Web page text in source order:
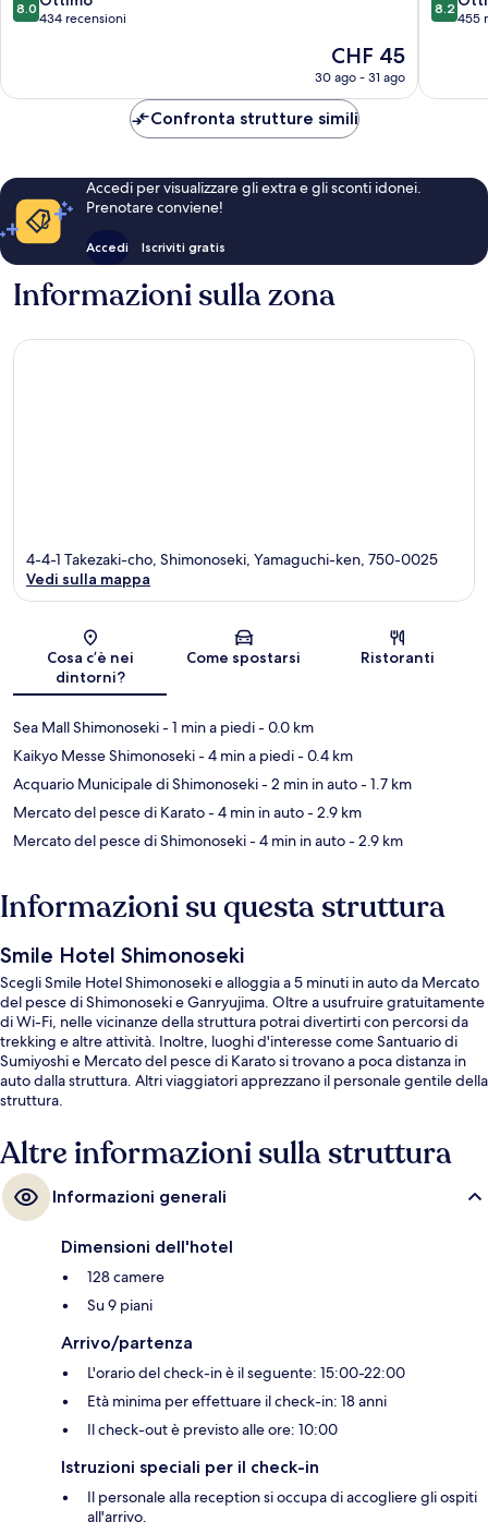
su
recensioni
8.0
434 recensioni
Il
prezzo
attuale
CHF 45
CHF 45
30 ago - 31 ago
Mae
su
8.2
455
Confronta strutture simili
Accedi per visualizzare gli extra e gli sconti idonei.
Prenotare conviene!
Accedi Iscriviti gratis
Informazioni sulla zona
Mappa
4-4-1 Takezaki-cho, Shimonoseki, Yamaguchi-ken, 750-0025
Vedi sulla mappa
Cosa c’è nei
dintorni?
Come spostarsi Ristoranti
Sea Mall Shimonoseki- 1 min a piedi- 0.0 km
Kaikyo Messe Shimonoseki- 4 min a piedi- 0.4 km
Acquario Municipale di Shimonoseki- 2 min in auto- 1.7 km
Mercato del pesce di Karato- 4 min in auto- 2.9 km
Mercato del pesce di Shimonoseki- 4 min in auto- 2.9 km
Informazioni su questa struttura
Smile Hotel Shimonoseki
Scegli Smile Hotel Shimonoseki e alloggia a 5 minuti in auto da Mercato
del pesce di Shimonoseki e Ganryujima. Oltre a usufruire gratuitamente
di Wi-Fi, nelle vicinanze della struttura potrai divertirti con percorsi da
trekking e altre attività. Inoltre, luoghi d'interesse come Santuario di
Sumiyoshi e Mercato del pesce di Karato si trovano a poca distanza in
auto dalla struttura. Altri viaggiatori apprezzano il personale gentile della
struttura.
Altre informazioni sulla struttura
Informazioni generali
Dimensioni dell'hotel
128 camere
Su 9 piani
Arrivo/partenza
L'orario del check-in è il seguente: 15:00-22:00
Età minima per effettuare il check-in: 18 anni
Il check-out è previsto alle ore: 10:00
Istruzioni speciali per il check-in
Il personale alla reception si occupa di accogliere gli ospiti
all'arrivo.